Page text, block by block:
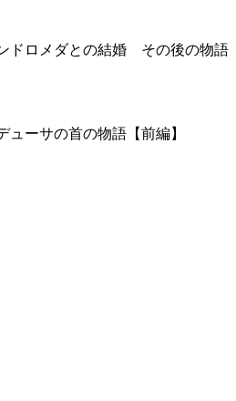
ドロメダとの結婚 その後の物語
ーサの首の物語【前編】